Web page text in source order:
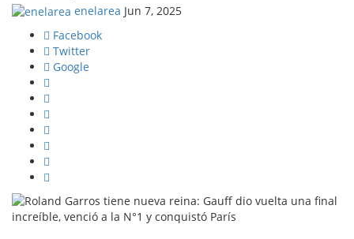
enelarea Jun 7, 2025
Facebook
Twitter
Google